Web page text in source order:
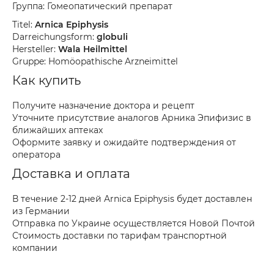
Группа: Гомеопатический препарат
Titel: Arnica Epiphysis
Darreichungsform: globuli
Hersteller: Wala Heilmittel
Gruppe: Homöopathische Arzneimittel
Как купить
Получите назначение доктора и рецепт
Уточните присутствие аналогов Арника Эпифизис в
ближайших аптеках
Оформите заявку и ожидайте подтверждения от
оператора
Доставка и оплата
В течение 2-12 дней Arnica Epiphysis будет доставлен
из Германии
Отправка по Украине осуществляется Новой Почтой
Стоимость доставки по тарифам транспортной
компании